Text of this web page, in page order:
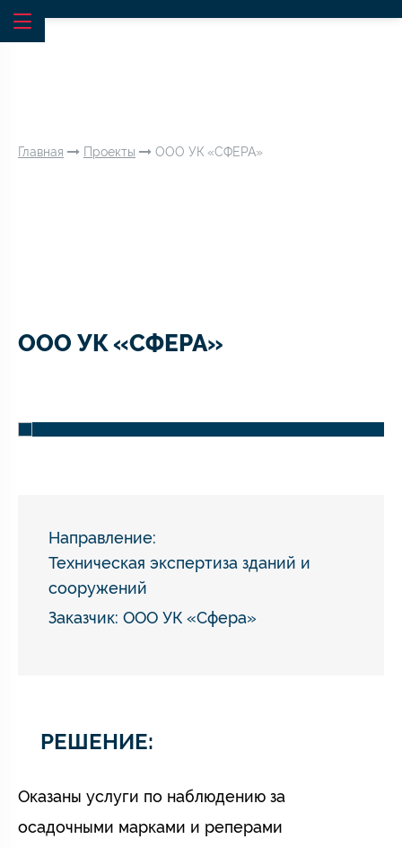
Главная Проекты ООО УК «СФЕРА»
ООО УК «СФЕРА»
Направление:
Техническая экспертиза зданий и
сооружений
Заказчик: ООО УК «Сфера»
РЕШЕНИЕ:
Оказаны услуги по наблюдению за
осадочными марками и реперами